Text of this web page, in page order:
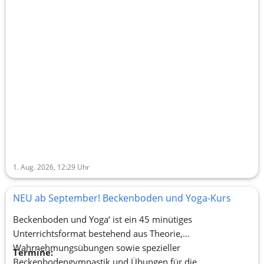
1. Aug. 2026, 12:29 Uhr
NEU ab September! Beckenboden und Yoga-Kurs
Beckenboden und Yoga‘ ist ein 45 minütiges
Unterrichtsformat bestehend aus Theorie,
Wahrnehmungsübungen sowie spezieller
Termine: